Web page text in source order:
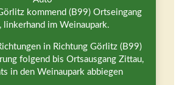
kommend (B99) Ortseingang
linkerhand im Weinaupark.
in Richtung Görlitz (B99)
folgend bis Ortsausgang Zittau,
in den Weinaupark abbiegen